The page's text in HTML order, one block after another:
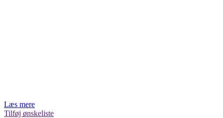
Læs mere
Tilføj ønskeliste